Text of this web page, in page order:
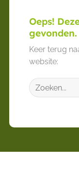
Oeps!
gevonden.
Keer terug
website:
Zoeken
naar: